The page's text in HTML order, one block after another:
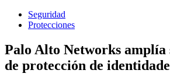
Seguridad
Protecciones
Palo Alto Networks amplía
de protección de